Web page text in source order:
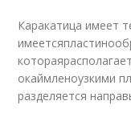
Каракатица имеет
окаймленоузкими
разделяется